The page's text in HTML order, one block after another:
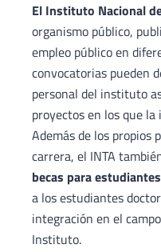
El Instituto Nacional
organismo público,
empleo público en
convocatorias pueden
personal del instituto
proyectos en los que
Además de los propios
carrera, el INTA
becas para
a los estudiantes
integración en el
Instituto.